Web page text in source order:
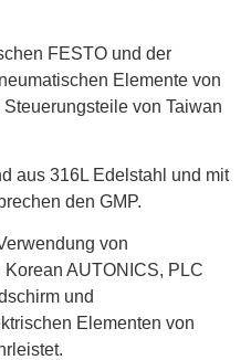
FESTO und der
Elemente von
von Taiwan
aus 316L Edelstahl und mit
den GMP.
von
AUTONICS, PLC
und
Elementen von